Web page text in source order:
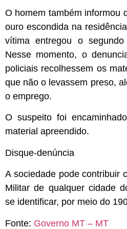
O homem também informou
ouro escondida na
vítima entregou o
Nesse momento, o
policiais recolhessem os
que não o levassem preso,
o emprego.
O suspeito foi
material apreendido.
Disque-denúncia
A sociedade pode contribuir
Militar de qualquer cidade
se identificar, por meio do
Fonte: Governo MT – MT